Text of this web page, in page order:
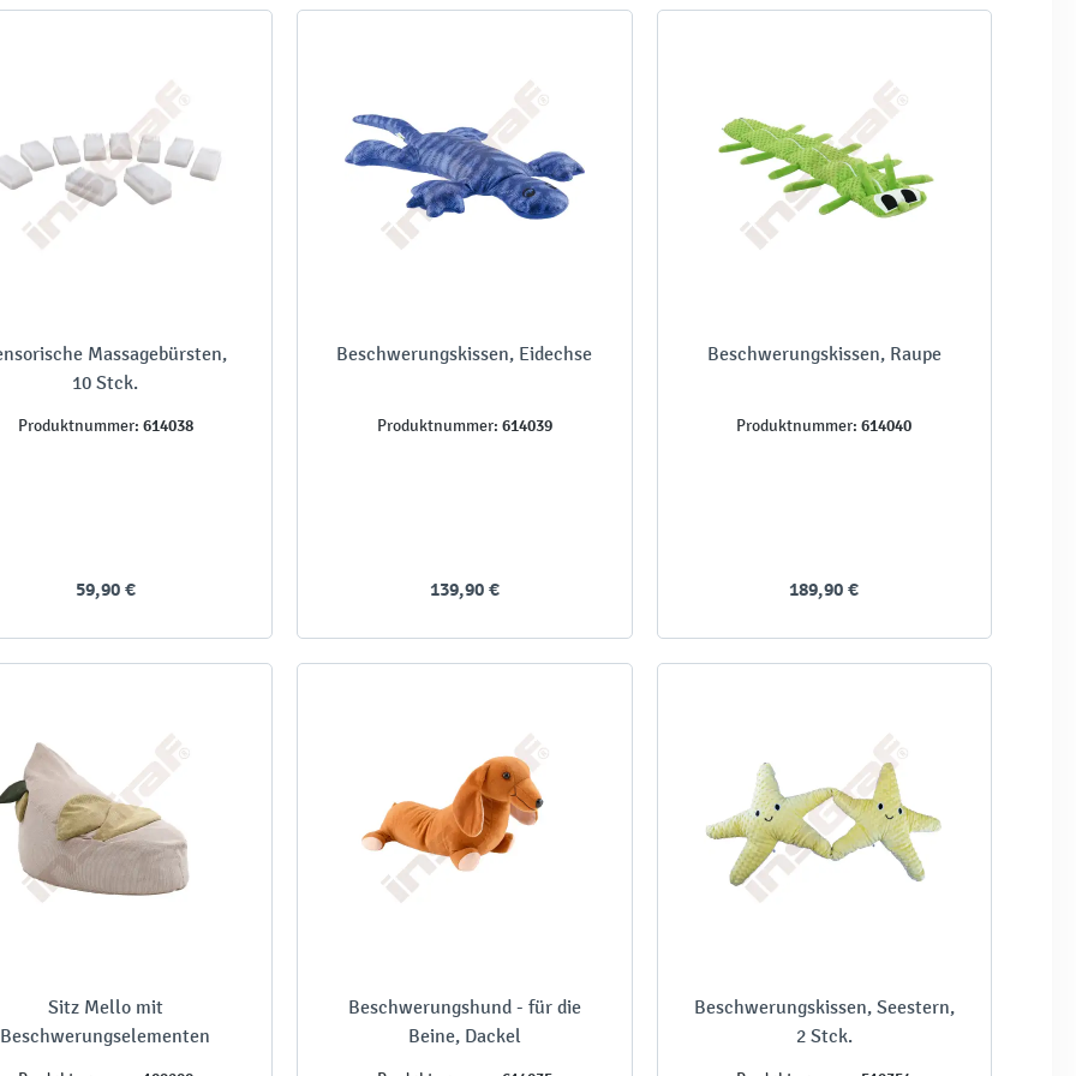
Massagebürsten,
10 Stck.
Produktnummer: 614038
59,90 €
Beschwerungskissen, Eidechse
Produktnummer: 614039
139,90 €
Beschwerungskissen, Raupe
Produktnummer: 614040
189,90 €
Sitz Mello mit
Beschwerungselementen
Beschwerungshund - für die
Beine, Dackel
Beschwerungskissen, Seestern,
2 Stck.